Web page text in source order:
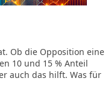
Ob die Opposition eine
10 und 15 % Anteil
auch das hilft. Was für